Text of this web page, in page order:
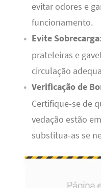
evitar odores e
funcionamento.
Evite Sobrecarga
prateleiras e
circulação
Verificação de
Certifique-se de
vedação estão
substitua-as se